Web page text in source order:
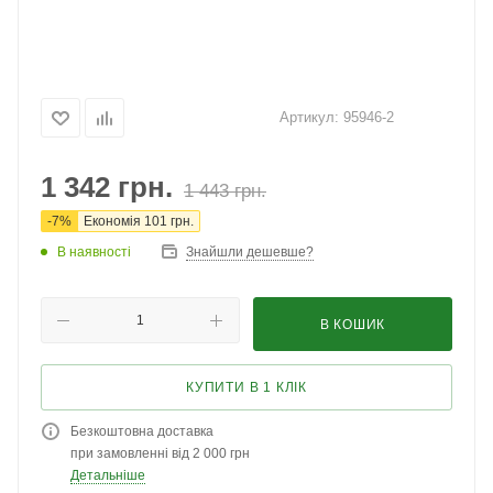
Артикул: 95946-2
1 342 грн. 1 443грн.
-7% Економія 101 грн.
В наявності
Знайшли дешевше?
В КОШИК
КУПИТИ В 1 КЛІК
Безкоштовна доставка
при замовленні від 2 000 грн
Детальніше